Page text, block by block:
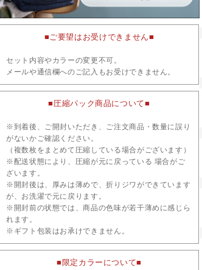
■ご要望はお受けできません■
セット内容やカラーの変更不可。
メールや通信欄へのご記入もお受けできません。
■圧縮パック商品について■
※到着後、ご開封いただき、ご注文商品・数量に誤り
がないかご確認ください。
（複数枚をまとめて圧縮している場合がございます）
※配送状態により、圧縮が元に戻っている 場合がご
ざいます。
※開封後は、厚みは薄めで、折りジワができています
が、お洗濯で元に戻ります。
※開封前の状態では、商品の色味が若干薄めに感じら
れます。
※ギフト包装はお承けできません。
■限定カラーについて■